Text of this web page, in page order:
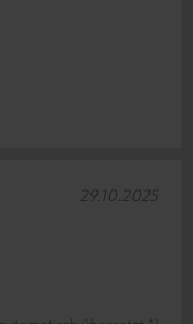
29.10.2025